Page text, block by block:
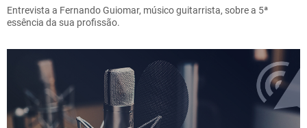
Entrevista a Fernando Guiomar, músico guitarrista, sobre a 5ª
essência da sua profissão.